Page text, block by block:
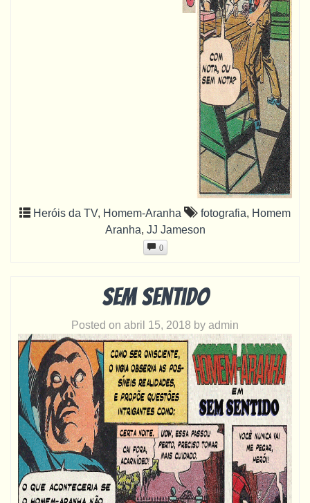
Heróis da TV, Homem-Aranha fotografia, Homem
Aranha, JJ Jameson
0
Sem sentido
Posted on abril 15, 2018 by admin